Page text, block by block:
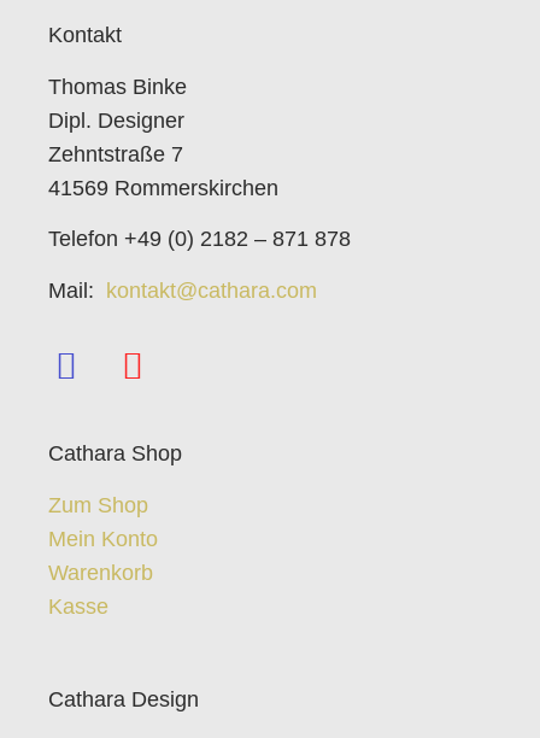
Kontakt
Thomas Binke
Dipl. Designer
Zehntstraße 7
41569 Rommerskirchen
Telefon +49 (0) 2182 – 871 878
Mail: kontakt@cathara.com
Cathara Shop
Zum Shop
Mein Konto
Warenkorb
Kasse
Cathara Design